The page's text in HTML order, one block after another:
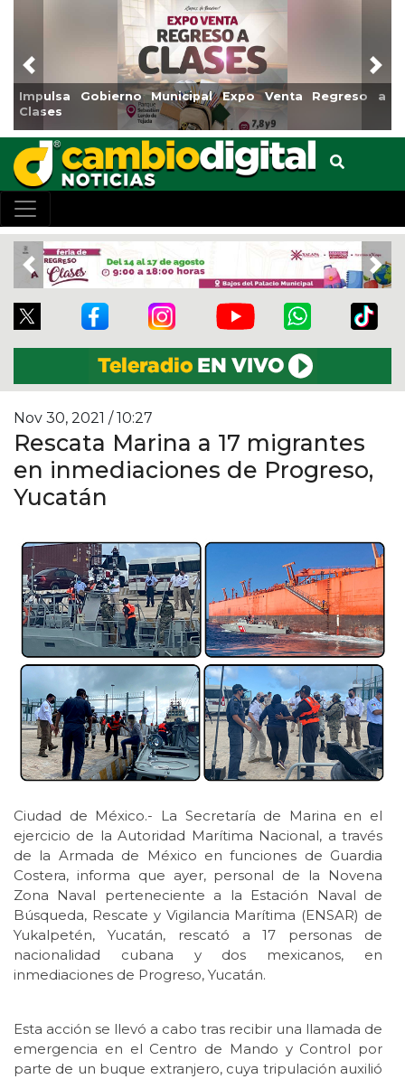
Expo Venta Regreso a
Reabrirá Coatzacoalcos la
Centro
Previous
Previous
Nov 30, 2021 / 10:27
Rescata Marina a 17 migrantes
en inmediaciones de Progreso,
Yucatán
Ciudad de México.- La Secretaría de Marina en el
ejercicio de la Autoridad Marítima Nacional, a través
de la Armada de México en funciones de Guardia
Costera, informa que ayer, personal de la Novena
Zona Naval perteneciente a la Estación Naval de
Búsqueda, Rescate y Vigilancia Marítima (ENSAR) de
Yukalpetén, Yucatán, rescató a 17 personas de
nacionalidad cubana y dos mexicanos, en
inmediaciones de Progreso, Yucatán.
Esta acción se llevó a cabo tras recibir una llamada de
emergencia en el Centro de Mando y Control por
parte de un buque extranjero, cuya tripulación auxilió